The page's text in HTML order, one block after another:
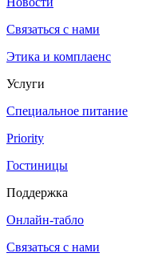
Связаться с нами
Этика и комплаенс
Услуги
Специальное питание
Priority
Гостиницы
Поддержка
Онлайн-табло
Связаться с нами